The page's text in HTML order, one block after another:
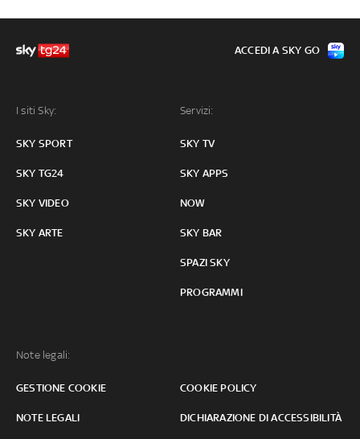
I siti Sky:
SKY SPORT
SKY TG24
SKY VIDEO
SKY ARTE
Servizi:
SKY TV
SKY APPS
NOW
SKY BAR
SPAZI SKY
PROGRAMMI
Note legali:
GESTIONE COOKIE COOKIE POLICY
NOTE LEGALI DICHIARAZIONE DI ACCESSIBILITÀ
ACCEDI A SKY GO